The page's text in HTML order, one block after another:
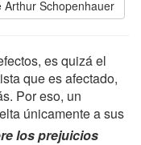
Arthur Schopenhauer
es quizá el
que es afectado,
Por eso, un
únicamente a sus
los prejuicios